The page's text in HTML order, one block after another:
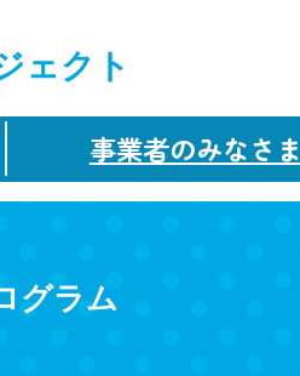
ェクト
事業者のみなさま
グラム